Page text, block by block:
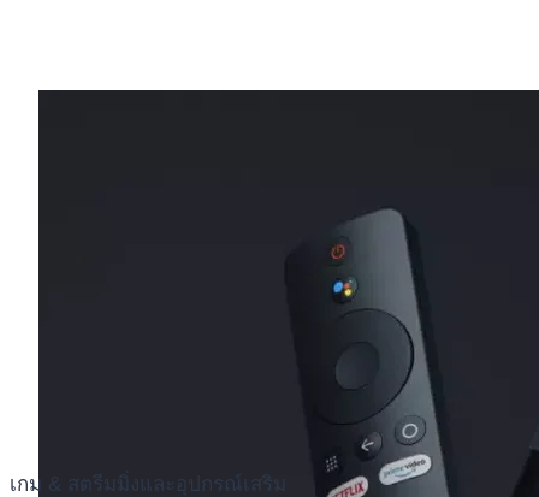
เกม & สตรีมมิ่งและอุปกรณ์เสริม